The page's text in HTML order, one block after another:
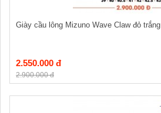
Giày cầu lông Mizuno Wave Claw đỏ trắng
2.550.000 đ
2.900.000 đ